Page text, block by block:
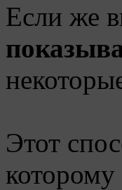
Если же
Этот